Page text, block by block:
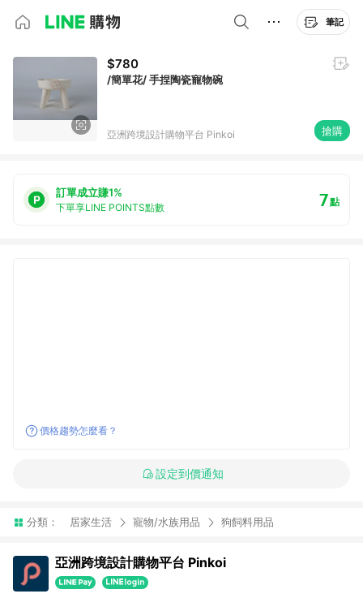
筆記
$780
/簡單花/ 手捏陶瓷寵物碗
亞洲跨境設計購物平台 Pinkoi 搶購
訂單成立賺1%
下單享LINE POINTS點數 7點
價格趨勢怎麼看？
設定到價通知
分類： 居家生活 寵物/水族用品 狗飼料用品
亞洲跨境設計購物平台 Pinkoi